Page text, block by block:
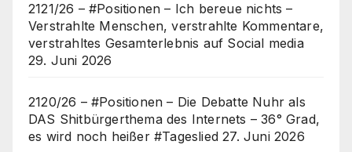
2121/26 – #Positionen – Ich bereue nichts –
Verstrahlte Menschen, verstrahlte Kommentare,
verstrahltes Gesamterlebnis auf Social media
29. Juni 2026
2120/26 – #Positionen – Die Debatte Nuhr als
DAS Shitbürgerthema des Internets – 36° Grad,
es wird noch heißer #Tageslied 27. Juni 2026